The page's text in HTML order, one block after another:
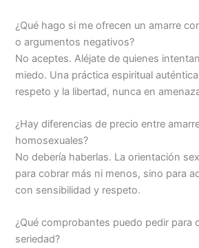
¿Qué hago si me ofrecen un amarre
o argumentos negativos?
No aceptes. Aléjate de quienes
miedo. Una práctica espiritual
respeto y la libertad, nunca en
¿Hay diferencias de precio entre
homosexuales?
No debería haberlas. La orientación
para cobrar más ni menos, sino para
con sensibilidad y respeto.
¿Qué comprobantes puedo pedir para
seriedad?